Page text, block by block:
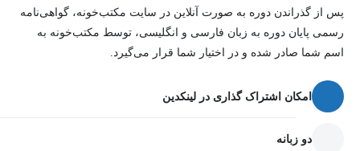
پس از گذراندن دوره به صورت آنلاین در سایت مکتب‌خونه، گواهی‌نامه
رسمی پایان دوره به زبان فارسی و انگلیسی، توسط مکتب‌خونه به
اسم شما صادر شده و در اختیار شما قرار می‌گیرد.
امکان اشتراک گذاری در لینکدین
دو زبانه